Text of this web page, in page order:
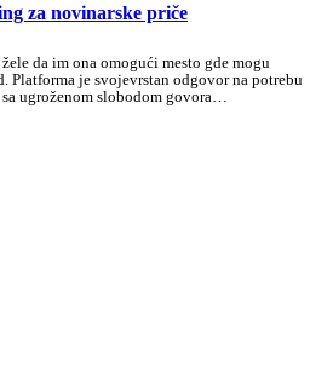
za novinarske priče
da im ona omogući mesto gde mogu
Platforma je svojevrstan odgovor na potrebu
ugroženom slobodom govora…